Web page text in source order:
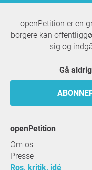
openPetition er en
borgere kan
sig og
Gå
openPetition
Om os
Presse
Ros, kritik, idé